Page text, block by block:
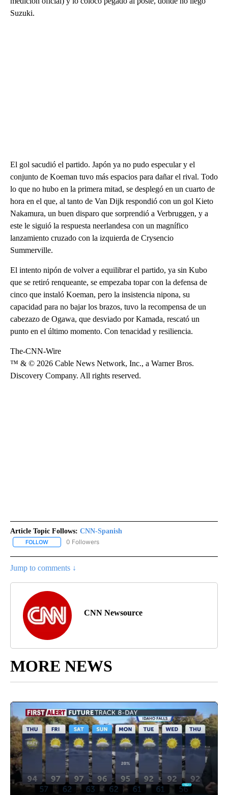
Suzuki.
El gol sacudió el partido. Japón ya no pudo especular y el
conjunto de Koeman tuvo más espacios para dañar el rival. Todo
lo que no hubo en la primera mitad, se desplegó en un cuarto de
hora en el que, al tanto de Van Dijk respondió con un gol Kieto
Nakamura, un buen disparo que sorprendió a Verbruggen, y a
este le siguió la respuesta neerlandesa con un magnífico
lanzamiento cruzado con la izquierda de Crysencio
Summerville.
El intento nipón de volver a equilibrar el partido, ya sin Kubo
que se retiró renqueante, se empezaba topar con la defensa de
cinco que instaló Koeman, pero la insistencia nipona, su
capacidad para no bajar los brazos, tuvo la recompensa de un
cabezazo de Ogawa, que desviado por Kamada, rescató un
punto en el último momento. Con tenacidad y resiliencia.
The-CNN-Wire
™ & © 2026 Cable News Network, Inc., a Warner Bros.
Discovery Company. All rights reserved.
Article Topic Follows: CNN-Spanish
FOLLOW FOLLOW "CNN-SPANISH" TO RECEIVE NOTIFICATIONS ABOUT
0 Followers
Jump to comments ↓
CNN Newsource
MORE NEWS